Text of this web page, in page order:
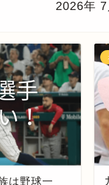
2026年 7
は野球一